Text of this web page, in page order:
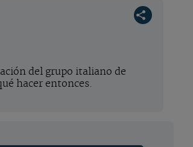
del grupo italiano de
hacer entonces.